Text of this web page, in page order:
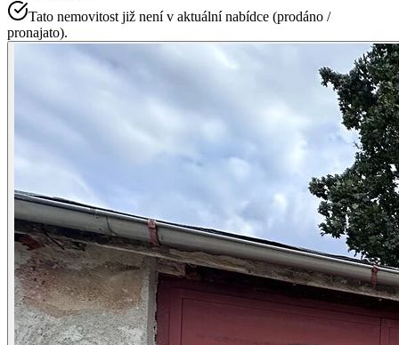
Tato nemovitost již není v aktuální nabídce (prodáno /
pronajato).